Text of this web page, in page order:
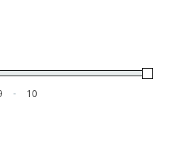
Minimum Price
-
Maximum Price